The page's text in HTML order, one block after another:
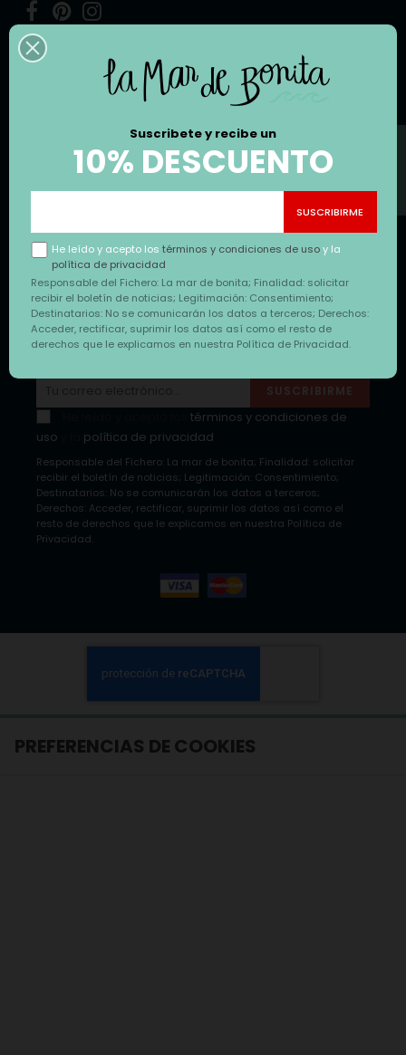
FacebookPinterest
Calle Narciso Monturiol y Estarriol, Nº17 Planta Baja
despacho 12 46980, Paterna, Valencia
hello@lamardebonita.com
INFORMACIÓN
NEWSLETTER
SUSCRIBIRME
términos y condiciones de
uso
política de privacidad
Responsable del Fichero: La mar de bonita; Finalidad: solicitar
recibir el boletín de noticias; Legitimación: Consentimiento;
Destinatarios: No se comunicarán los datos a terceros;
Derechos: Acceder, rectificar, suprimir los datos así como el
resto de derechos que le explicamos en nuestra Política de
Privacidad.
PREFERENCIAS DE COOKIES
Responsable del Fichero: La mar de bonita; Finalidad: solicitar
recibir el boletín de noticias; Legitimación: Consentimiento;
Destinatarios: No se comunicarán los datos a terceros; Derechos:
Acceder, rectificar, suprimir los datos así como el resto de
derechos que le explicamos en nuestra Política de Privacidad.
He leído y acepto lostérminos y condiciones de usoy la
política de privacidad
10% DESCUENTO
Suscribete y recibe un